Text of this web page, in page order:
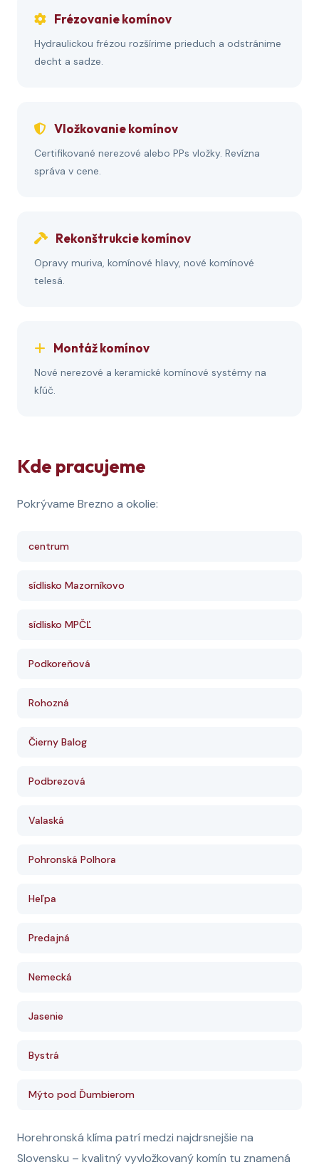
Frézovanie komínov
Hydraulickou frézou rozšírime prieduch a odstránime
decht a sadze.
Vložkovanie komínov
Certifikované nerezové alebo PPs vložky. Revízna
správa v cene.
Rekonštrukcie komínov
Opravy muriva, komínové hlavy, nové komínové
telesá.
Montáž komínov
Nové nerezové a keramické komínové systémy na
kľúč.
Kde pracujeme
Pokrývame Brezno a okolie:
centrum
sídlisko Mazorníkovo
sídlisko MPČĽ
Podkoreňová
Rohozná
Čierny Balog
Podbrezová
Valaská
Pohronská Polhora
Heľpa
Predajná
Nemecká
Jasenie
Bystrá
Mýto pod Ďumbierom
Horehronská klíma patrí medzi najdrsnejšie na
Slovensku – kvalitný vyvložkovaný komín tu znamená